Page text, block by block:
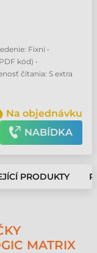
Fixní •
kód) •
čítania: S extra
Na objednávku
NABÍDKA
PRODUKTY
MATRIX